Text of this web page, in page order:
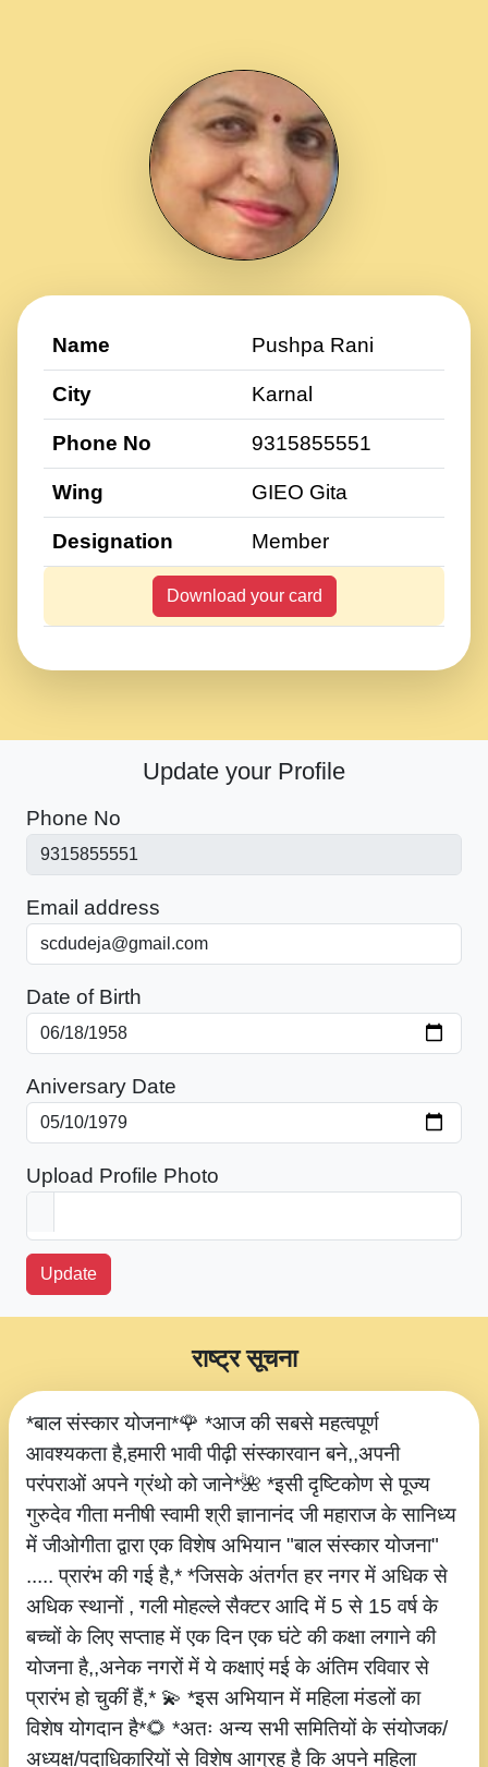
Name Pushpa Rani
City Karnal
Phone No 9315855551
Wing GIEO Gita
Designation Member
Download your card
Update your Profile
Phone No
Email address
Date of Birth
Aniversary Date
Upload Profile Photo
Update
*बाल संस्कार योजना*🌹 *आज की सबसे महत्वपूर्ण
आवश्यकता है,हमारी भावी पीढ़ी संस्कारवान बने,,अपनी
परंपराओं अपने ग्रंथो को जाने*🌺 *इसी दृष्टिकोण से पूज्य
गुरुदेव गीता मनीषी स्वामी श्री ज्ञानानंद जी महाराज के सानिध्य
में जीओगीता द्वारा एक विशेष अभियान "बाल संस्कार योजना"
..... प्रारंभ की गई है,* *जिसके अंतर्गत हर नगर में अधिक से
अधिक स्थानों , गली मोहल्ले सैक्टर आदि में 5 से 15 वर्ष के
बच्चों के लिए सप्ताह में एक दिन एक घंटे की कक्षा लगाने की
योजना है,,अनेक नगरों में ये कक्षाएं मई के अंतिम रविवार से
प्रारंभ हो चुकीं हैं,* 💫 *इस अभियान में महिला मंडलों का
विशेष योगदान है*🌻 *अतः अन्य सभी समितियों के संयोजक/
अध्यक्ष/पदाधिकारियों से विशेष आग्रह है कि अपने महिला
राष्ट्र सूचना